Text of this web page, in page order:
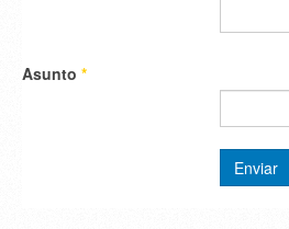
Asunto *
Enviar